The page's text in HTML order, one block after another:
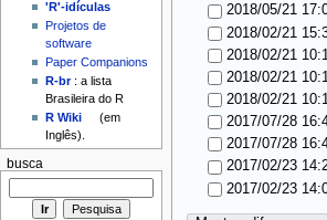
2018/05/21
2018/02/21
2018/02/21
2018/02/21
2018/02/21
2017/07/28
2017/07/28
2017/02/23
2017/02/23
'R'-idículas
Projetos de
software
Paper Companions
R-br: a lista
Brasileira do R
R Wiki
(em
Inglês).
busca